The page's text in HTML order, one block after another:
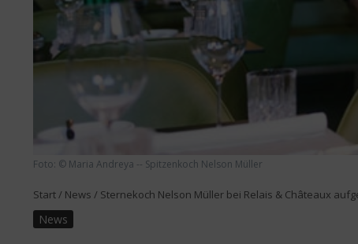
Foto: © Maria Andreya -- Spitzenkoch Nelson Müller
Start/ News / Sternekoch Nelson Müller bei Relais & Châteaux
News